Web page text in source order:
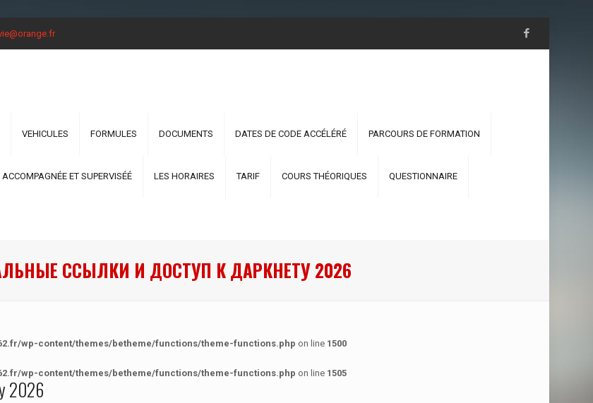
VEHICULES FORMULES DOCUMENTS DATES DE CODE ACCÉLÉRÉ PARCOURS DE FORMATION
ET SUPERVISÉÉ LES HORAIRES TARIF COURS THÉORIQUES QUESTIONNAIRE
ССЫЛКИ И ДОСТУП К ДАРКНЕТУ 2026
wp-content/themes/betheme/functions/theme-functions.php on line 1500
wp-content/themes/betheme/functions/theme-functions.php on line 1505
2026